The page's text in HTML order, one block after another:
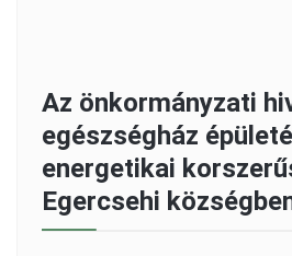
Az önkormányzati
egészségház
energetikai
Egercsehi